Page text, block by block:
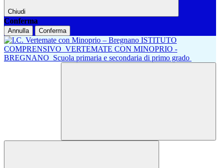
Chiudi
Conferma
Annulla Conferma
ISTITUTO
COMPRENSIVO VERTEMATE CON MINOPRIO -
BREGNANO Scuola primaria e secondaria di primo grado